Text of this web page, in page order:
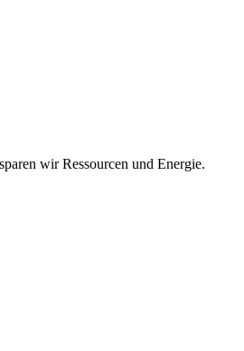
wir Ressourcen und Energie.